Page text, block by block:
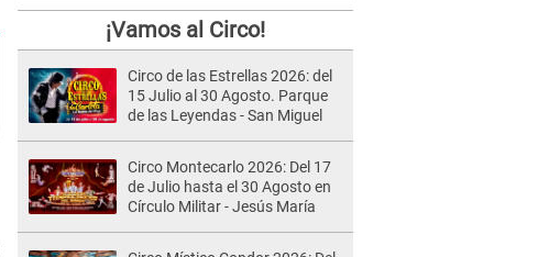
¡Vamos al Circo!
Circo de las Estrellas 2026: del
15 Julio al 30 Agosto. Parque
de las Leyendas - San Miguel
Circo Montecarlo 2026: Del 17
de Julio hasta el 30 Agosto en
Círculo Militar - Jesús María